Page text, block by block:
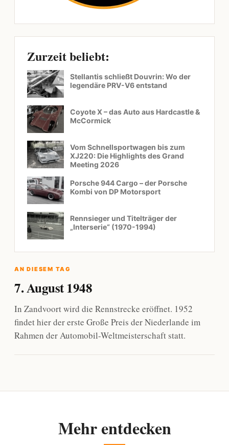
Zurzeit beliebt:
Stellantis schließt Douvrin: Wo der
legendäre PRV-V6 entstand
Coyote X – das Auto aus Hardcastle &
McCormick
Vom Schnellsportwagen bis zum
XJ220: Die Highlights des Grand
Meeting 2026
Porsche 944 Cargo – der Porsche
Kombi von DP Motorsport
Rennsieger und Titelträger der
„Interserie“ (1970-1994)
AN DIESEM TAG
7. August 1948
In Zandvoort wird die Rennstrecke eröffnet. 1952
findet hier der erste Große Preis der Niederlande im
Rahmen der Automobil-Weltmeisterschaft statt.
Mehr entdecken